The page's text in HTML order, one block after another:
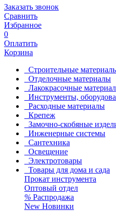
Заказать звонок
Сравнить
Избранное
0
Оплатить
Корзина
Строительные
Отделочные материалы
Лакокрасочные
Инструменты,
Расходные материалы
Крепеж
Замочно-скобяные
Инженерные системы
Сантехника
Освещение
Электротовары
Товары для дома и сада
Прокат инструмента
Оптовый отдел
% Распродажа
New Новинки